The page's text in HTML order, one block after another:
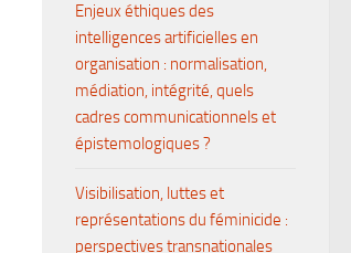
Enjeux éthiques des
intelligences artificielles en
organisation : normalisation,
médiation, intégrité, quels
cadres communicationnels et
épistemologiques ?
Visibilisation, luttes et
représentations du féminicide :
perspectives transnationales